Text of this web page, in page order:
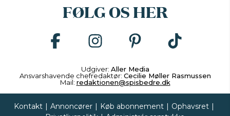
FØLG OS HER
Udgiver: Aller Media
Ansvarshavende chefredaktør: Cecilie Møller Rasmussen
Mail: redaktionen@spisbedre.dk
Kontakt | Annoncører | Køb abonnement | Ophavsret |